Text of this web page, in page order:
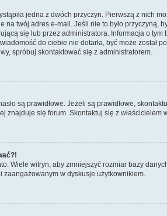
jedna z dwóch przyczyn. Pierwszą z nich
twój adres e-mail. Jeśli nie to było przyczyną,
się lub przez administratora. Informacja o tym
do ciebie nie dotarła, być może został
spróbuj skontaktować się z administratorem.
są prawidłowe. Jeżeli są prawidłowe,
się forum. Skontaktuj się z
Wiele witryn, aby zmniejszyć rozmiar bazy
w dyskusje użytkownikiem.